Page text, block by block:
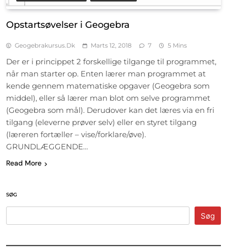
Opstartsøvelser i Geogebra
Geogebrakursus.dk Marts 12, 2018 7 5 Mins
Der er i princippet 2 forskellige tilgange til programmet,
når man starter op. Enten lærer man programmet at
kende gennem matematiske opgaver (Geogebra som
middel), eller så lærer man blot om selve programmet
(Geogebra som mål). Derudover kan det læres via en fri
tilgang (eleverne prøver selv) eller en styret tilgang
(læreren fortæller – vise/forklare/øve).
GRUNDLÆGGENDE…
Read More
SØG
Søg